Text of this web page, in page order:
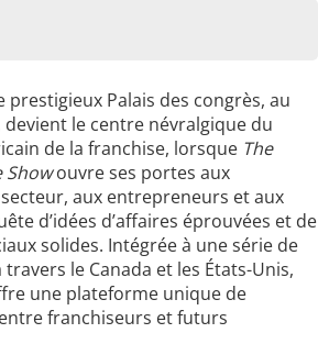
prestigieux Palais des congrès, au
le centre névralgique du
de la franchise, lorsque The
Showouvre ses portes aux
aux entrepreneurs et aux
d’idées d’affaires éprouvées et de
solides. Intégrée à une série de
le Canada et les États-Unis,
une plateforme unique de
franchiseurs et futurs